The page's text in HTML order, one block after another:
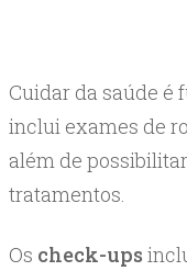
Cuidar da saúde é
inclui exames de
além de
tratamentos.
Os check-ups